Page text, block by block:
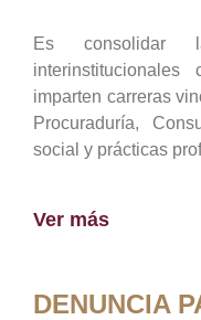
Es consolidar
imparten carreras
Procuraduría,
social y prácticas
Ver más
DENUNCIA